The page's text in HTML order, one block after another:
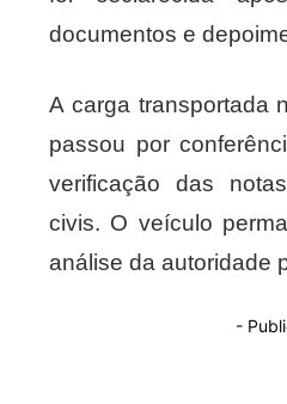
documentos e
A carga transportada
passou por
verificação das
civis. O veículo
análise da autoridade
-